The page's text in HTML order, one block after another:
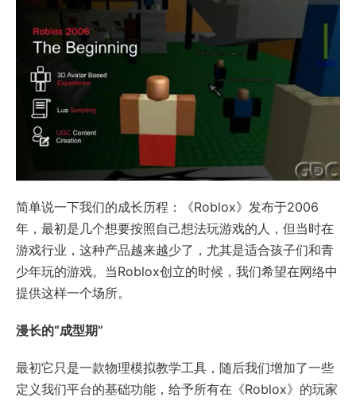
简单说一下我们的成长历程：《Roblox》发布于2006
年，最初是几个想要按照自己想法玩游戏的人，但当时在
游戏行业，这种产品越来越少了，尤其是适合孩子们和青
少年玩的游戏。当Roblox创立的时候，我们希望在网络中
提供这样一个场所。
漫长的“成型期”
最初它只是一款物理模拟教学工具，随后我们增加了一些
定义我们平台的基础功能，给予所有在《Roblox》的玩家